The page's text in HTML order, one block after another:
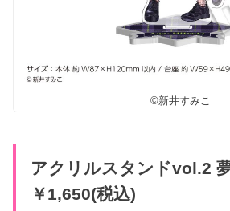
©新井すみこ
アクリルスタンドvol.2
￥1,650(税込)